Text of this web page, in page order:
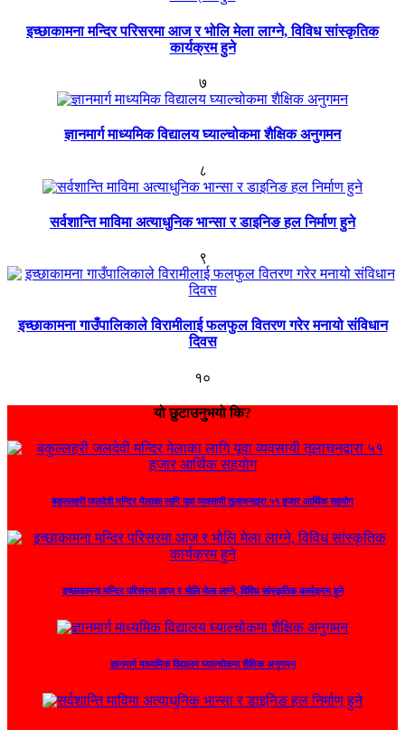
इच्छाकामना मन्दिर परिसरमा आज र भोलि मेला लाग्ने, विविध सांस्कृतिक
कार्यक्रम हुने
७
ज्ञानमार्ग माध्यमिक विद्यालय घ्याल्चोकमा शैक्षिक अनुगमन
८
सर्वशान्ति माविमा अत्याधुनिक भान्सा र डाइनिङ हल निर्माण हुने
९
इच्छाकामना गाउँपालिकाले विरामीलाई फलफुल वितरण गरेर मनायो संविधान
दिवस
१०
यो छुटाउनुभयो कि?
बकुल्लहरी जलदेवी मन्दिर मेलाका लागि यूवा व्यवसायी तूलाचनद्वारा ५१ हजार आर्थिक सहयोग
इच्छाकामना मन्दिर परिसरमा आज र भोलि मेला लाग्ने, विविध सांस्कृतिक कार्यक्रम हुने
ज्ञानमार्ग माध्यमिक विद्यालय घ्याल्चोकमा शैक्षिक अनुगमन